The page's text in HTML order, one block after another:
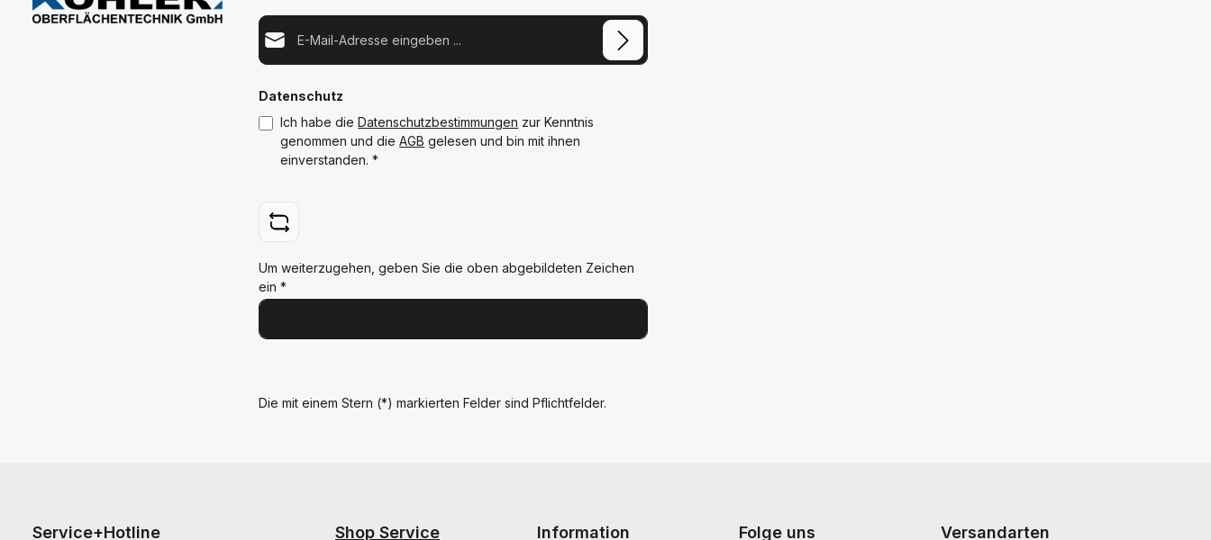
E-Mail-Adresse*
Datenschutz
Ich habe dieDatenschutzbestimmungen zur Kenntnis
genommen und dieAGB gelesen und bin mit ihnen
einverstanden.*
Um weiterzugehen, geben Sie die oben abgebildeten Zeichen
ein*
Die mit einem Stern (*) markierten Felder sind Pflichtfelder.
Service+Hotline Shop Service Information Folge uns Versandarten